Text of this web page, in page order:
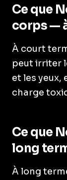
Ce que
corps —
À court
peut irriter
et les yeux,
charge
Ce que
long
À long